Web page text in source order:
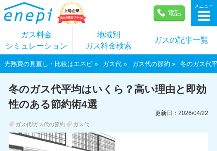
電話
メニュー
ガス料金
シミュレーション
地域別
ガス料金検索
ガスの記事一覧
光熱費の見直し・比較はエネピ ガス代 ガス代の節約 冬のガス代
冬のガス代平均はいくら？高い理由と即効
性のある節約術4選
ガス代/ガス代の節約 ガス代
更新日：2026/04/22